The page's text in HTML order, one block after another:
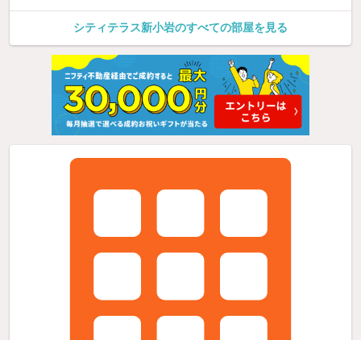
シティテラス新小岩のすべての部屋を見る